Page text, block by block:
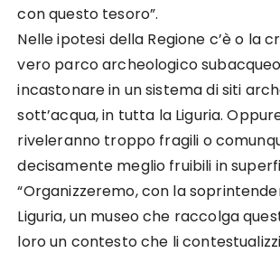
con questo tesoro”.
Nelle ipotesi della Regione c’è o la
vero parco archeologico
incastonare in un sistema di siti
sott’acqua, in tutta la Liguria.
riveleranno troppo fragili o
decisamente meglio fruibili in
“Organizzeremo, con la
Liguria, un museo che raccolga
loro un contesto che li contestualizzi